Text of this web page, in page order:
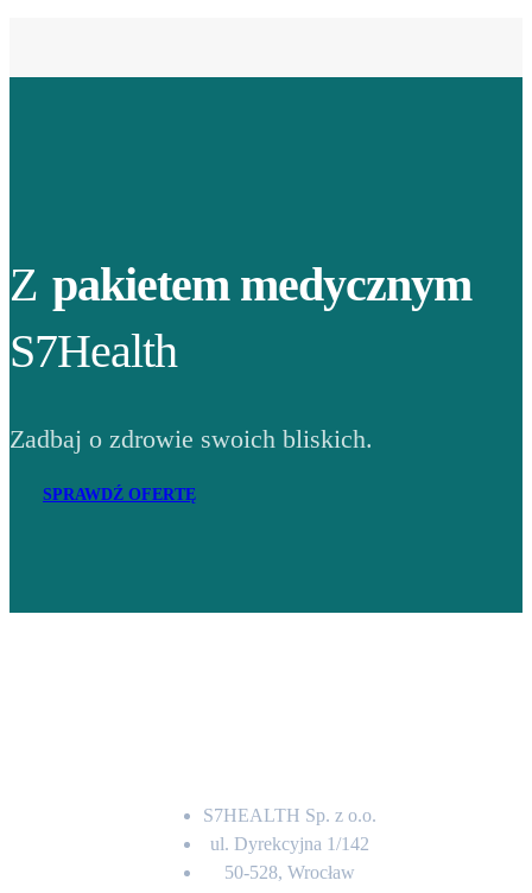
Z pakietem medycznym
S7Health
Zadbaj o zdrowie swoich bliskich.
SPRAWDŹ OFERTĘ
S7HEALTH Sp. z o.o.
ul. Dyrekcyjna 1/142
50-528, Wrocław